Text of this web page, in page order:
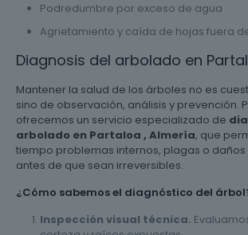
Podredumbre por exceso de agua
Agrietamiento y caída de hojas fuera
Diagnosis del arbolado en
Mantener la salud de los árboles no es
sino de observación, análisis y prevención.
ofrecemos un servicio especializado de
arbolado en Partaloa , Almería, que
tiempo problemas internos, plagas o
antes de que sean irreversibles.
¿Cómo sabemos el diagnóstico del
Inspección visual técnica.